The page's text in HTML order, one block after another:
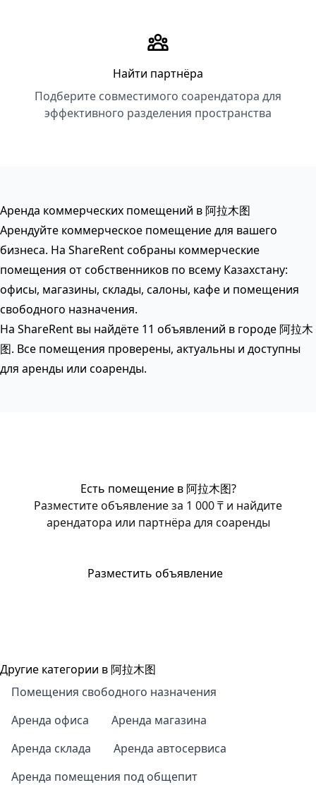
Найти партнёра
Подберите совместимого соарендатора для
эффективного разделения пространства
Аренда коммерческих помещений в 阿拉木图
Арендуйте коммерческое помещение для вашего
бизнеса. На ShareRent собраны коммерческие
помещения от собственников по всему Казахстану:
офисы, магазины, склады, салоны, кафе и помещения
свободного назначения.
На ShareRent вы найдёте 11 объявлений в городе 阿拉木
图. Все помещения проверены, актуальны и доступны
для аренды или соаренды.
Есть помещение в 阿拉木图?
Разместите объявление за 1 000 ₸ и найдите
арендатора или партнёра для соаренды
Разместить объявление
Другие категории в 阿拉木图
Помещения свободного назначения
Аренда офиса
Аренда магазина
Аренда склада
Аренда автосервиса
Аренда помещения под общепит